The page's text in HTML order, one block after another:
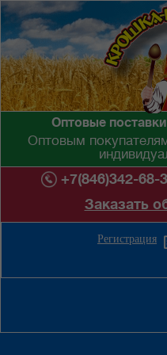
Оптовые
Оптовым
+7(846)342-68-
Заказать
Регистрация